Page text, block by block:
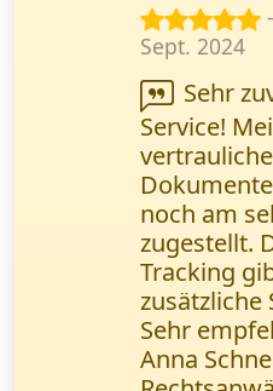
Jan. 2024
technischer
genau das,
brauchen.
Tracking
Becker, IT-
Stuttgart.